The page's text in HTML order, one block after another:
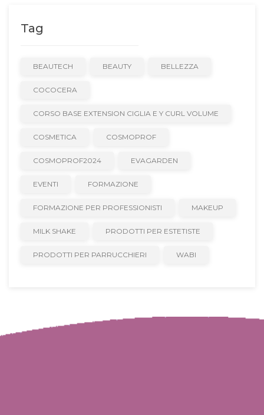
Tag
BEAUTECH BEAUTY BELLEZZA
COCOCERA
CORSO BASE EXTENSION CIGLIA E Y CURL VOLUME
COSMETICA COSMOPROF
COSMOPROF2024 EVAGARDEN
EVENTI FORMAZIONE
FORMAZIONE PER PROFESSIONISTI MAKEUP
MILK SHAKE PRODOTTI PER ESTETISTE
PRODOTTI PER PARRUCCHIERI WABI